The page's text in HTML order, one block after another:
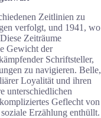
Zeitlinien zu
verfolgt, und 1941, wo
Zeiträume
Gewicht der
Schriftsteller,
zu navigieren. Belle,
Loyalität und ihren
unterschiedlichen
Geflecht von
Erzählung enthüllt.